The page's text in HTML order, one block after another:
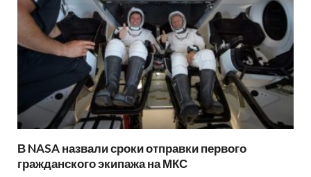
В NASA назвали сроки отправки первого
гражданского экипажа на МКС